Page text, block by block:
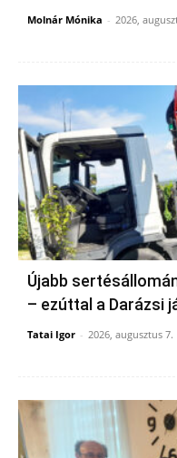
Molnár Mónika - 2026,
Újabb
– ezúttal a Darázsi
Tatai Igor - 2026, augusztus 7.